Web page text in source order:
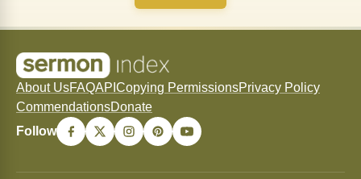
About UsFAQAPI Copying PermissionsPrivacy Policy
CommendationsDonate
Follow